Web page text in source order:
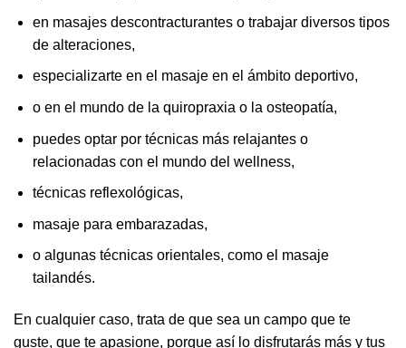
en masajes descontracturantes o trabajar diversos tipos
de alteraciones,
especializarte en el masaje en el ámbito deportivo,
o en el mundo de la quiropraxia o la osteopatía,
puedes optar por técnicas más relajantes o
relacionadas con el mundo del wellness,
técnicas reflexológicas,
masaje para embarazadas,
o algunas técnicas orientales, como el masaje
tailandés.
En cualquier caso, trata de que sea un campo que te
guste, que te apasione, porque así lo disfrutarás más y tus